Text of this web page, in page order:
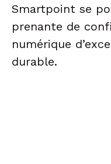
Smartpoint se
prenante de
numérique
durable.